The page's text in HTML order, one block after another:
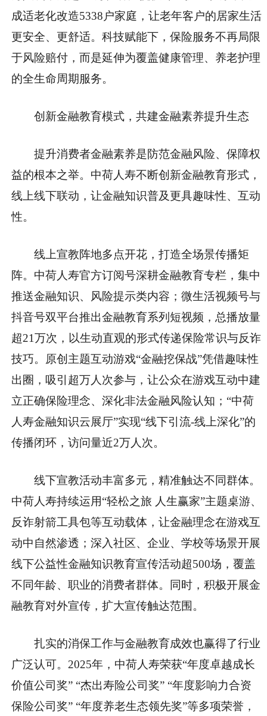
成适老化改造5338户家庭，让老年客户的居家生活
更安全、更舒适。科技赋能下，保险服务不再局限
于风险赔付，而是延伸为覆盖健康管理、养老护理
的全生命周期服务。
创新金融教育模式，共建金融素养提升生态
提升消费者金融素养是防范金融风险、保障权
益的根本之举。中荷人寿不断创新金融教育形式，
线上线下联动，让金融知识普及更具趣味性、互动
性。
线上宣教阵地多点开花，打造全场景传播矩
阵。中荷人寿官方订阅号深耕金融教育专栏，集中
推送金融知识、风险提示类内容；微生活视频号与
抖音号双平台推出金融教育系列短视频，总播放量
超21万次，以生动直观的形式传递保险常识与反诈
技巧。原创主题互动游戏“金融挖保战”凭借趣味性
出圈，吸引超万人次参与，让公众在游戏互动中建
立正确保险理念、深化非法金融风险认知；“中荷
人寿金融知识云展厅”实现“线下引流-线上深化”的
传播闭环，访问量近2万人次。
线下宣教活动丰富多元，精准触达不同群体。
中荷人寿持续运用“轻松之旅 人生赢家”主题桌游、
反诈射箭工具包等互动载体，让金融理念在游戏互
动中自然渗透；深入社区、企业、学校等场景开展
线下公益性金融知识教育宣传活动超500场，覆盖
不同年龄、职业的消费者群体。同时，积极开展金
融教育对外宣传，扩大宣传触达范围。
扎实的消保工作与金融教育成效也赢得了行业
广泛认可。2025年，中荷人寿荣获“年度卓越成长
价值公司奖” “杰出寿险公司奖” “年度影响力合资
保险公司奖” “年度养老生态领先奖”等多项荣誉，